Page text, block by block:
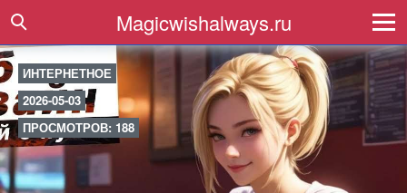
Magicwishalways.ru
ИНТЕРНЕТНОЕ
2026-05-03
ПРОСМОТРОВ: 188